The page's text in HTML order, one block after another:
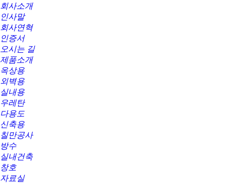
회사소개
인사말
회사연혁
인증서
오시는 길
제품소개
옥상용
외벽용
실내용
우레탄
다용도
신축용
칠만공사
방수
실내건축
창호
자료실